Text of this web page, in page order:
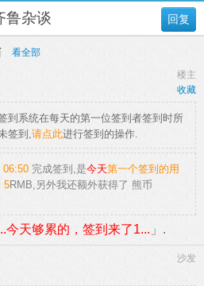
回复
鲁杂谈
看全部
楼主
收藏
到系统在每天的第一位签到者签到时所
签到,请点此进行签到的操作.
06:50 完成签到,是今天第一个签到的用
5RMB,另外我还额外获得了 熊币
今天够累的，签到来了1... 」.
沙发